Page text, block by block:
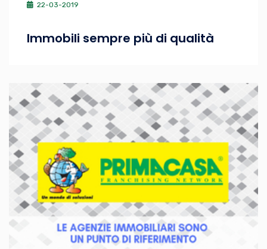
22-03-2019
Immobili sempre più di qualità